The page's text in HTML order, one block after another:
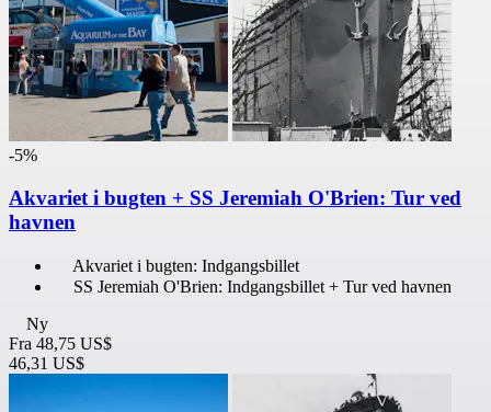
-5%
Akvariet i bugten + SS Jeremiah O'Brien: Tur ved
havnen
Akvariet i bugten: Indgangsbillet
SS Jeremiah O'Brien: Indgangsbillet + Tur ved havnen
Ny
Fra 48,75 US$
46,31 US$